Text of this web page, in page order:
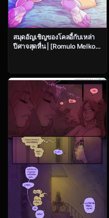
สมุดอัญเชิญของโคลอี้กับเหล่า
ปีศาจสุดหื่น | [Romulo Melkor